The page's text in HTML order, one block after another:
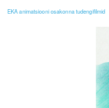
EKA animatsiooni osakonna tudengifilmid